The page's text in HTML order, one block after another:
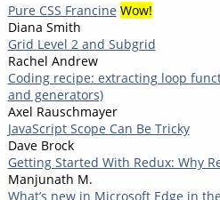
Pure CSS Francine Wow!
Diana Smith
Grid Level 2 and Subgrid
Rachel Andrew
Coding recipe: extracting loop
and generators)
Axel Rauschmayer
JavaScript Scope Can Be Tricky
Dave Brock
Getting Started With Redux: Why
Manjunath M.
What’s new in Microsoft Edge in